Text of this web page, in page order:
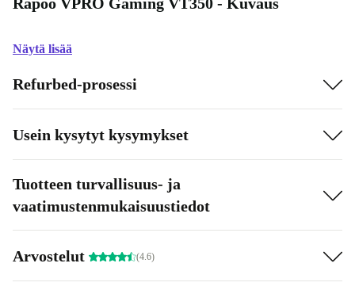
Näytä lisää
Refurbed-prosessi
Usein kysytyt kysymykset
Tuotteen turvallisuus- ja
vaatimustenmukaisuustiedot
Arvostelut (4.6)